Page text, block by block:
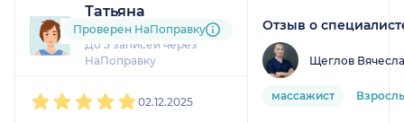
Татьяна
4 отзыва
До 5 записей через
НаПоправку
Проверен НаПоправку
02.12.2025
Отзыв о
Щеглов
массажист